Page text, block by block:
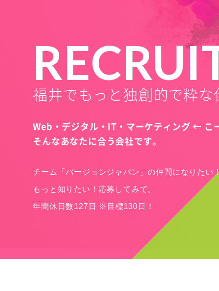
福井でもっと独創的で粋な
Web・デジタル・IT・マーケティング ← こ
そんなあなたに合う会社です。
チーム「バージョンジャパン」の仲間になりたい
もっと知りたい！応募してみて。
年間休日数127日 ※目標130日！